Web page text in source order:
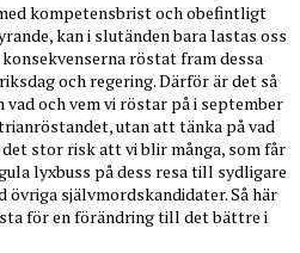
kompetensbrist och obefintligt
kan i slutänden bara lastas oss
röstat fram dessa
och regering. Därför är det så
och vem vi röstar på i september
utan att tänka på vad
stor risk att vi blir många, som får
lyxbuss på dess resa till sydligare
självmordskandidater. Så här
för en förändring till det bättre i